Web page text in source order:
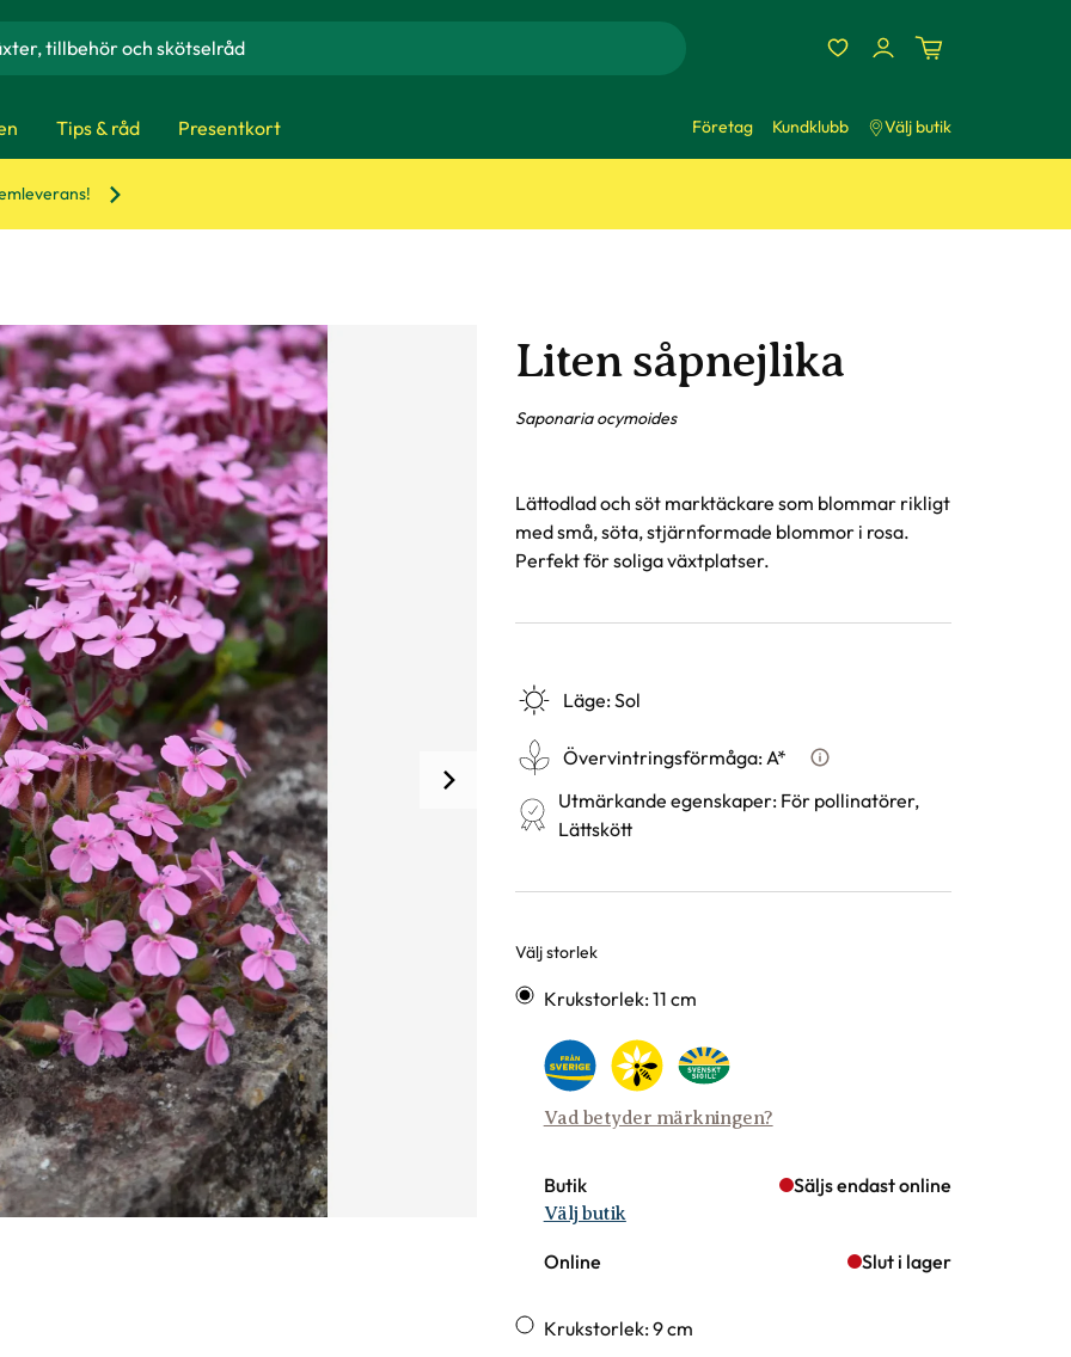
Tips & råd Presentkort Företag Kundklubb Välj butik
Liten såpnejlika
Saponaria ocymoides
Lättodlad och söt marktäckare som blommar rikligt
med små, söta, stjärnformade blommor i rosa.
Perfekt för soliga växtplatser.
Läge:Sol
Övervintringsförmåga:A*
Vad betyder
Utmärkande egenskaper: För pollinatörer,
Lättskött
Välj storlek
Varianter
Krukstorlek: 11 cm
Vad betyder märkningen?
Butik Säljs endast online
Välj butik
Online Slut i lager
Krukstorlek: 9 cm